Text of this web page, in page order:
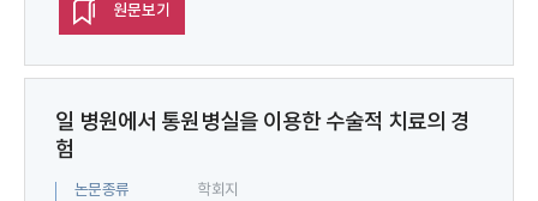
원문보기
일 병원에서 통원병실을 이용한 수술적 치료의 경
험
논문종류
학회지